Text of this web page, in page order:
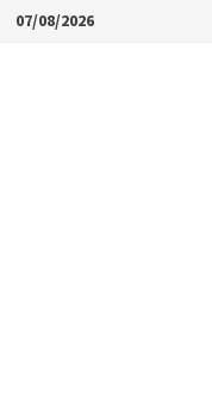
Skip07/08/2026